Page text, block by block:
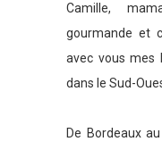
Camille,
gourmande et
avec vous mes
dans le Sud-
De Bordeaux